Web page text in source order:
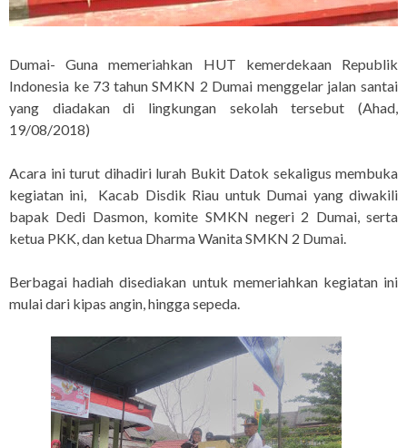
Dumai- Guna memeriahkan HUT kemerdekaan Republik
Indonesia ke 73 tahun SMKN 2 Dumai menggelar jalan santai
yang diadakan di lingkungan sekolah tersebut (Ahad,
19/08/2018)
Acara ini turut dihadiri lurah Bukit Datok sekaligus membuka
kegiatan ini, Kacab Disdik Riau untuk Dumai yang diwakili
bapak Dedi Dasmon, komite SMKN negeri 2 Dumai, serta
ketua PKK, dan ketua Dharma Wanita SMKN 2 Dumai.
Berbagai hadiah disediakan untuk memeriahkan kegiatan ini
mulai dari kipas angin, hingga sepeda.